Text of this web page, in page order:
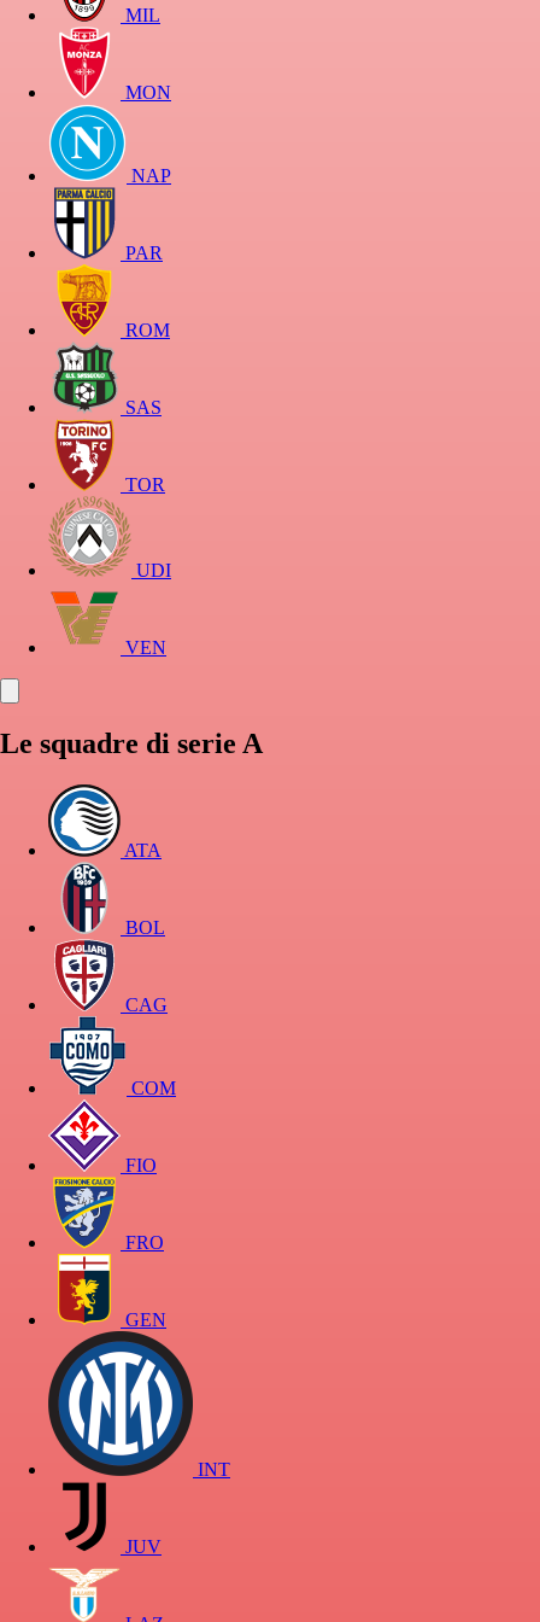
MIL
MON
NAP
PAR
ROM
SAS
TOR
UDI
VEN
Le squadre di serie A
ATA
BOL
CAG
COM
FIO
FRO
GEN
INT
JUV